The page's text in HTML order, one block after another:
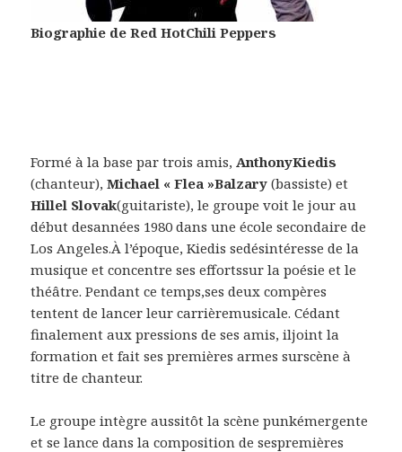
Biographie deRed HotChili Peppers
Formé à la base par trois amis, AnthonyKiedis
(chanteur),Michael « Flea »Balzary (bassiste) et
Hillel Slovak(guitariste), le groupe voit le jour au
début desannées 1980 dans une école secondaire de
Los Angeles.À l’époque, Kiedis sedésintéresse de la
musique et concentre ses effortssur la poésie et le
théâtre. Pendant ce temps,ses deux compères
tentent de lancer leur carrièremusicale. Cédant
finalement aux pressions de ses amis, iljoint la
formation et fait ses premières armes surscène à
titre de chanteur.
Le groupe intègre aussitôt la scène punkémergente
et se lance dans la composition de sespremières